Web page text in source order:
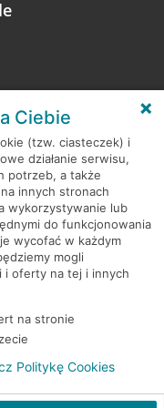
prawa zastrzeżone
Ciebie
(tzw. ciasteczek) i
działanie serwisu,
potrzeb, a także
innych stronach
wykorzystywanie lub
do funkcjonowania
wycofać w każdym
mogli
i oferty na tej i innych
na stronie
Politykę Cookies